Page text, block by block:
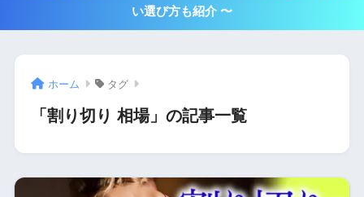
い選び方も紹介 〜
ホーム タグ
「割り切り 相場」の記事一覧